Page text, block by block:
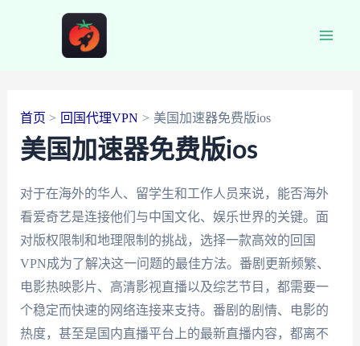
首页 回国代理VPN 美国加速器免费版ios
美国加速器免费版ios
对于在海外的华人、留学生和工作人员来说，能否海外
看爱奇艺是连接他们与中国文化、娱乐世界的关键。面
对版权限制和地理限制的挑战，选择一款高效的回国
VPN成为了解决这一问题的最佳方法。番剧更新频繁、
电影热映影片、高清影视直播以及综艺节目，都需要一
个稳定而快速的网络连接来支持。番剧的剧情、电影的
热度，甚至是国内直播平台上的最新直播内容，都离不